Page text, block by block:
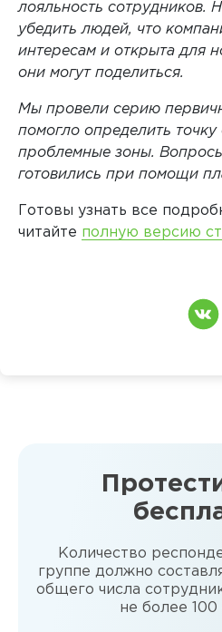
лояльность сотрудников.
убедить людей, что
интересам и открыта для
они могут поделиться.
Мы провели серию
помогло определить точку
проблемные зоны.
готовились при помощи
Готовы узнать все
читайте полную версию
Количество
группе должно
общего числа
не более 100